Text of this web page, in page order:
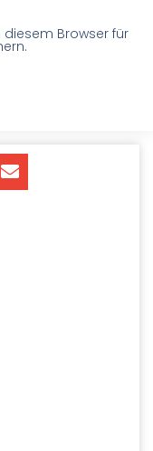
diesem Browser für